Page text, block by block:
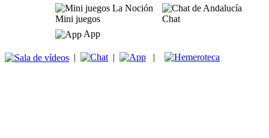
Mini juegos
Chat
App
| | |